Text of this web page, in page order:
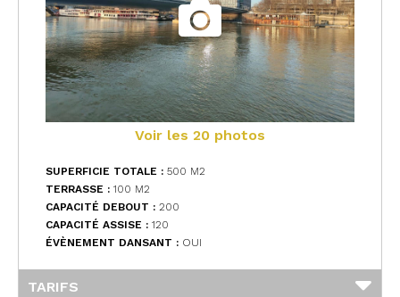
Voir les 20 photos
SUPERFICIE TOTALE : 500 M2
TERRASSE : 100 M2
CAPACITÉ DEBOUT : 200
CAPACITÉ ASSISE : 120
ÉVÈNEMENT DANSANT : OUI
TARIFS